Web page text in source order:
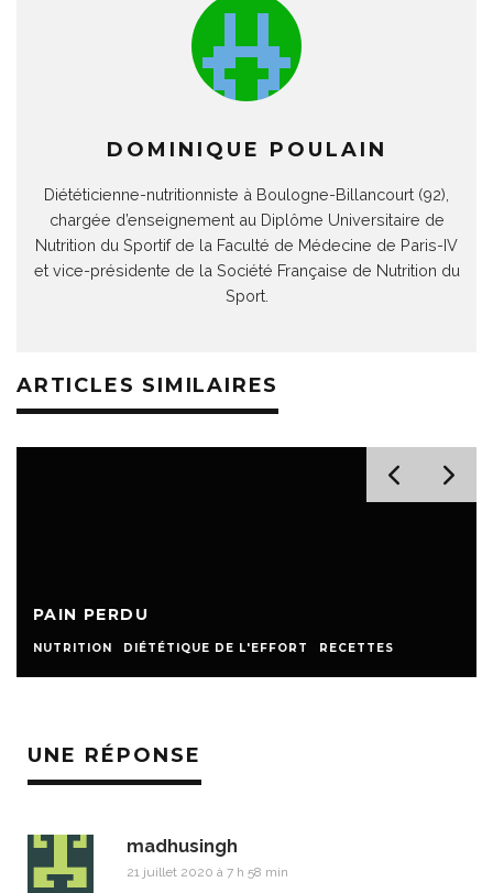
DOMINIQUE POULAIN
Diététicienne-nutritionniste à Boulogne-Billancourt (92),
chargée d’enseignement au Diplôme Universitaire de
Nutrition du Sportif de la Faculté de Médecine de Paris-IV
et vice-présidente de la Société Française de Nutrition du
Sport.
ARTICLES SIMILAIRES
PAIN PERDU
NUTRITION DIÉTÉTIQUE DE L'EFFORT RECETTES
UNE RÉPONSE
madhusingh
21 juillet 2020 à 7 h 58 min